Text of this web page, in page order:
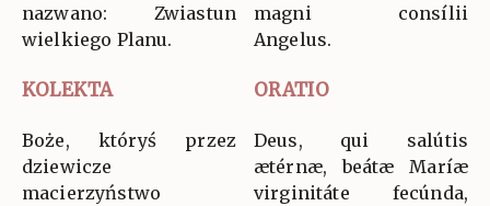
nazwano: Zwiastun
wielkiego Planu.
magni consílii
Angelus.
KOLEKTA ORATIO
Boże, któryś przez
dziewicze
macierzyństwo
Deus, qui salútis
ætérnæ, beátæ Maríæ
virginitáte fecúnda,